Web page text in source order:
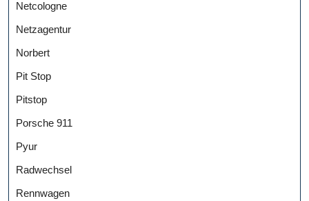
Netcologne
Netzagentur
Norbert
Pit Stop
Pitstop
Porsche 911
Pyur
Radwechsel
Rennwagen